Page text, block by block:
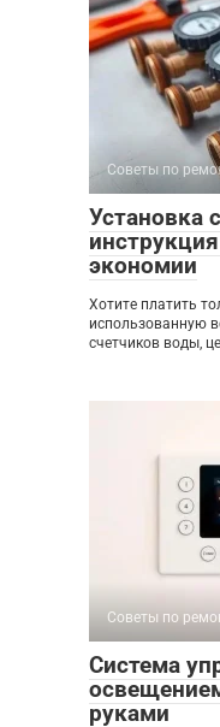
Советы по
Установка
экономии
Хотите платить
использованную
счетчиков воды,
Советы по
Система
руками